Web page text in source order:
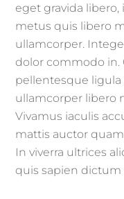
eget gravida
metus quis libero
ullamcorper.
dolor commodo in.
pellentesque ligula
ullamcorper libero
Vivamus iaculis
mattis auctor
In viverra ultrices
quis sapien dictum